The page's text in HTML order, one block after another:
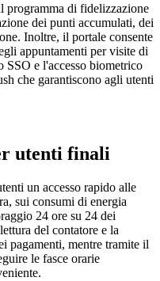
programma di fidelizzazione
dei punti accumulati, dei
Inoltre, il portale consente
appuntamenti per visite di
SSO e l'accesso biometrico
che garantiscono agli utenti
utenti finali
un accesso rapido alle
sui consumi di energia
24 ore su 24 dei
del contatore e la
pagamenti, mentre tramite il
le fasce orarie